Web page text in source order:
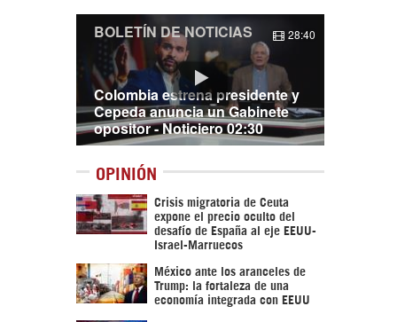
Colombia estrena presidente y
Cepeda anuncia un Gabinete
opositor - Noticiero 02:30
BOLETÍN DE NOTICIAS 28:40
OPINIÓN
Crisis migratoria de Ceuta
expone el precio oculto del
desafío de España al eje EEUU-
Israel-Marruecos
México ante los aranceles de
Trump: la fortaleza de una
economía integrada con EEUU